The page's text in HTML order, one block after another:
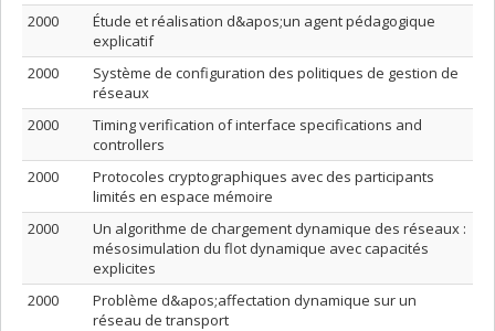
2000
Étude et réalisation d&apos;un agent pédagogique
explicatif
2000
Système de configuration des politiques de gestion de
réseaux
2000
Timing verification of interface specifications and
controllers
2000
Protocoles cryptographiques avec des participants
limités en espace mémoire
2000
Un algorithme de chargement dynamique des réseaux :
mésosimulation du flot dynamique avec capacités
explicites
2000
Problème d&apos;affectation dynamique sur un
réseau de transport